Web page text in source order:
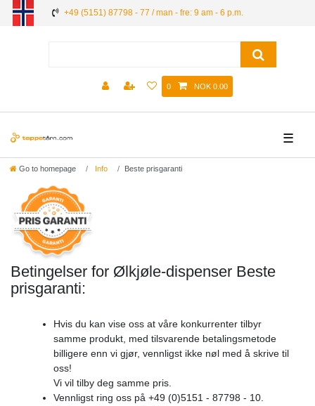
+49 (5151) 87798 - 77 / man - fre: 9 am - 6 p.m.
0 NOK 0.00
☰
Go to homepage Info Beste prisgaranti
Betingelser for Ølkjøle-dispenser Beste
prisgaranti:
Hvis du kan vise oss at våre konkurrenter tilbyr
samme produkt, med tilsvarende betalingsmetode
billigere enn vi gjør, vennligst ikke nøl med å skrive til
oss!
Vi vil tilby deg samme pris.
Vennligst ring oss på +49 (0)5151 - 87798 - 10.